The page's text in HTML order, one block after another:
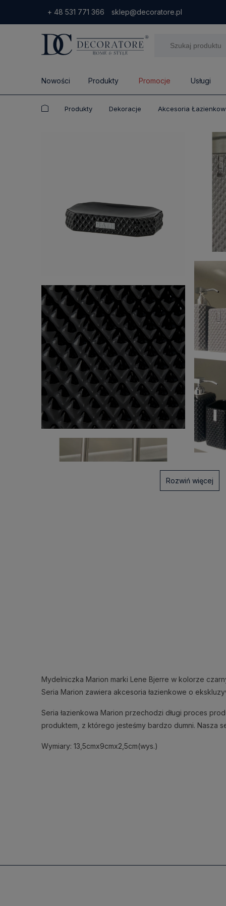
+ 48 531 771 366 sklep@decoratore.pl
Nowości Produkty Promocje Usługi
Produkty Dekoracje Akcesoria
Rozwiń więcej
Mydelniczka Marion marki Lene Bjerre w kolorze
Seria Marion zawiera akcesoria łazienkowe o
Seria łazienkowa Marion przechodzi długi proces
produktem, z którego jesteśmy bardzo dumni. Nasza
Wymiary: 13,5cmx9cmx2,5cm(wys.)